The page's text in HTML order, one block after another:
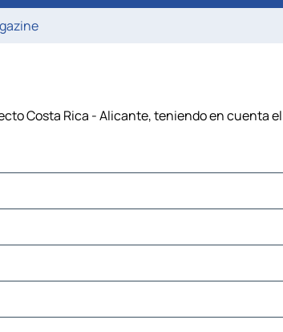
Costa Rica - Alicante, teniendo en cuenta